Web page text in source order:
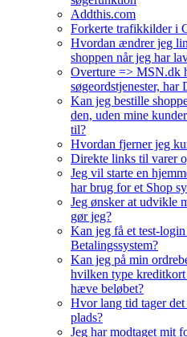
Addthis.com
Forkerte trafikkilder i
Hvordan ændrer jeg
shoppen når jeg har
Overture => MSN.dk
søgeordstjenester,
Kan jeg bestille
den, uden mine
til?
Hvordan fjerner jeg
Direkte links til varer
Jeg vil starte en
har brug for et Shop
Jeg ønsker at udvikle
gør jeg?
Kan jeg få et test-
Betalingssystem?
Kan jeg på min
hvilken type kreditkort
hæve beløbet?
Hvor lang tid tager
plads?
Jeg har modtaget mit